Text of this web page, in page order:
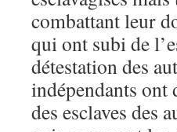
combattant leur
qui ont subi de
détestation des
indépendants ont
des esclaves des